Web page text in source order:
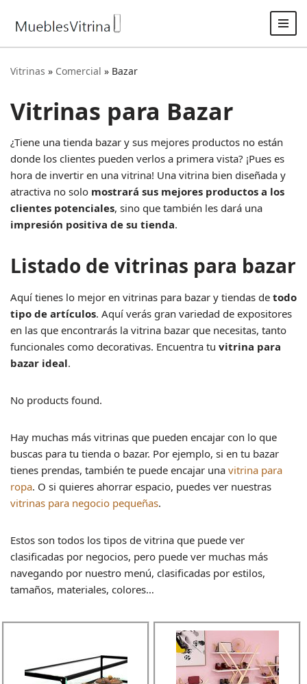
contenido
Vitrinas » Comercial » Bazar
Vitrinas para Bazar
¿Tiene una tienda bazar y sus mejores productos no están
donde los clientes pueden verlos a primera vista? ¡Pues es
hora de invertir en una vitrina! Una vitrina bien diseñada y
atractiva no solo mostrará sus mejores productos a los
clientes potenciales, sino que también les dará una
impresión positiva de su tienda.
Listado de vitrinas para bazar
Aquí tienes lo mejor en vitrinas para bazar y tiendas de todo
tipo de artículos. Aquí verás gran variedad de expositores
en las que encontrarás la vitrina bazar que necesitas, tanto
funcionales como decorativas. Encuentra tu vitrina para
bazar ideal.
No products found.
Hay muchas más vitrinas que pueden encajar con lo que
buscas para tu tienda o bazar. Por ejemplo, si en tu bazar
tienes prendas, también te puede encajar una vitrina para
ropa. O si quieres ahorrar espacio, puedes ver nuestras
vitrinas para negocio pequeñas.
Estos son todos los tipos de vitrina que puede ver
clasificadas por negocios, pero puede ver muchas más
navegando por nuestro menú, clasificadas por estilos,
tamaños, materiales, colores…